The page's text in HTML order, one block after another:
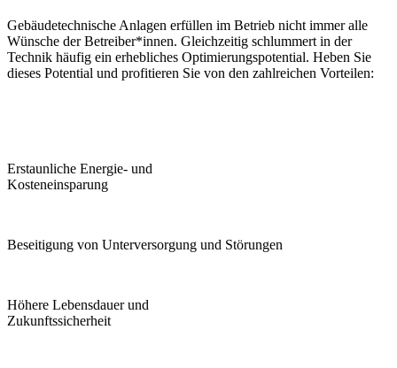
Gebäudetechnische Anlagen erfüllen im Betrieb nicht immer alle
Wünsche der Betreiber*innen. Gleichzeitig schlummert in der
Technik häufig ein erhebliches Optimierungspotential. Heben Sie
dieses Potential und profitieren Sie von den zahlreichen Vorteilen:
Erstaunliche Energie- und
Kosteneinsparung
Beseitigung von Unterversorgung und Störungen
Höhere Lebensdauer und
Zukunftssicherheit